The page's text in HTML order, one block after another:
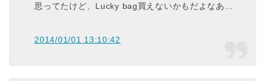
思ってたけど、Lucky bag買えないかもだよなあ…
2014/01/01 13:10:42